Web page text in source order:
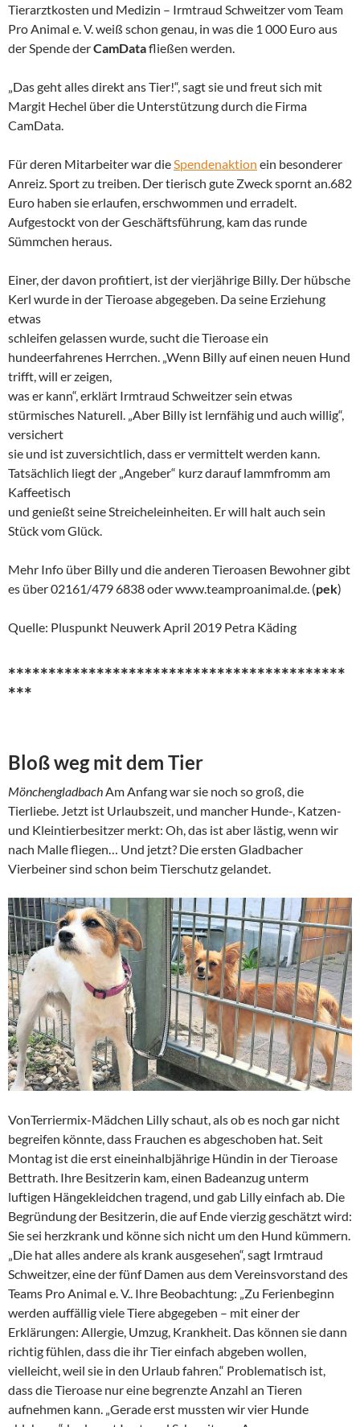
Tierarztkosten und Medizin – Irmtraud Schweitzer vom Team
Pro Animal e. V. weiß schon genau, in was die 1 000 Euro aus
der Spende derCamDatafließen werden.
„Das geht alles direkt ans Tier!“, sagt sie und freut sich mit
Margit Hechel über die Unterstützung durch die Firma
CamData.
Für deren Mitarbeiter war die Spendenaktion ein besonderer
Anreiz. Sport zu treiben. Der tierisch gute Zweck spornt an.682
Euro haben sie erlaufen, erschwommen und erradelt.
Aufgestockt von der Geschäftsführung, kam das runde
Sümmchen heraus.
Einer, der davon profitiert, ist der vierjährige Billy. Der hübsche
Kerl wurde in der Tieroase abgegeben. Da seine Erziehung
etwas
schleifen gelassen wurde, sucht die Tieroase ein
hundeerfahrenes Herrchen. „Wenn Billy auf einen neuen Hund
trifft, will er zeigen,
was er kann“, erklärt Irmtraud Schweitzer sein etwas
stürmisches Naturell. „Aber Billy ist lernfähig und auch willig“,
versichert
sie und ist zuversichtlich, dass er vermittelt werden kann.
Tatsächlich liegt der „Angeber“ kurz darauf lammfromm am
Kaffeetisch
und genießt seine Streicheleinheiten. Er will halt auch sein
Stück vom Glück.
Mehr Info über Billy und die anderen Tieroasen Bewohner gibt
es über 02161/479 6838 oder www.teamproanimal.de. (pek)
Quelle: Pluspunkt Neuwerk April 2019 Petra Käding
******************************************
***
Bloß weg mit dem Tier
Mönchengladbach Am Anfang war sie noch so groß, die
Tierliebe. Jetzt ist Urlaubszeit, und mancher Hunde-, Katzen-
und Kleintierbesitzer merkt: Oh, das ist aber lästig, wenn wir
nach Malle fliegen… Und jetzt? Die ersten Gladbacher
Vierbeiner sind schon beim Tierschutz gelandet.
VonTerriermix-Mädchen Lilly schaut, als ob es noch gar nicht
begreifen könnte, dass Frauchen es abgeschoben hat. Seit
Montag ist die erst eineinhalbjährige Hündin in der Tieroase
Bettrath. Ihre Besitzerin kam, einen Badeanzug unterm
luftigen Hängekleidchen tragend, und gab Lilly einfach ab. Die
Begründung der Besitzerin, die auf Ende vierzig geschätzt wird:
Sie sei herzkrank und könne sich nicht um den Hund kümmern.
„Die hat alles andere als krank ausgesehen“, sagt Irmtraud
Schweitzer, eine der fünf Damen aus dem Vereinsvorstand des
Teams Pro Animal e. V.. Ihre Beobachtung: „Zu Ferienbeginn
werden auffällig viele Tiere abgegeben – mit einer der
Erklärungen: Allergie, Umzug, Krankheit. Das können sie dann
richtig fühlen, dass die ihr Tier einfach abgeben wollen,
vielleicht, weil sie in den Urlaub fahren.“ Problematisch ist,
dass die Tieroase nur eine begrenzte Anzahl an Tieren
aufnehmen kann. „Gerade erst mussten wir vier Hunde